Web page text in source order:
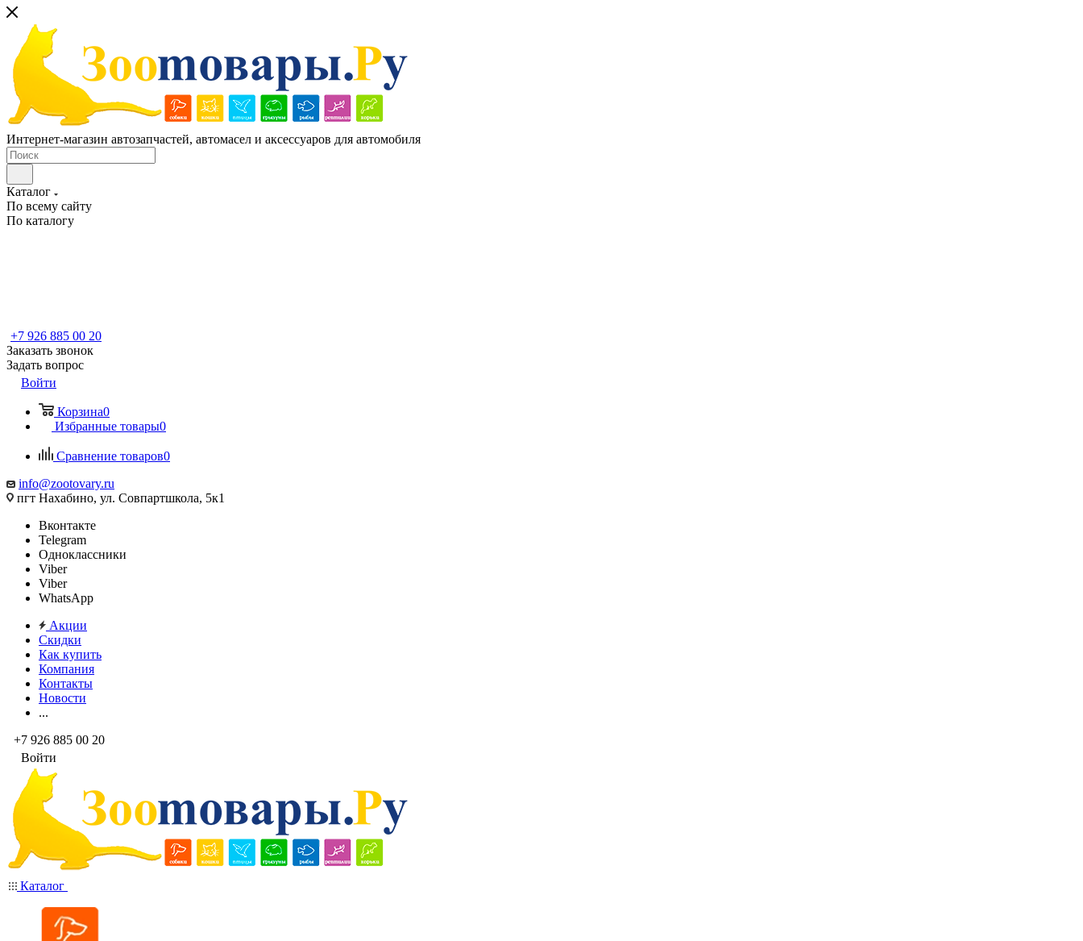
Интернет-магазин автозапчастей, автомасел и аксессуаров для автомобиля
Каталог
По всему сайту
По каталогу
+7 926 885 00 20
Заказать звонок
Задать вопрос
Войти
Корзина0
Избранные товары0
Сравнение товаров0
info@zootovary.ru
пгт Нахабино, ул. Совпартшкола, 5к1
Вконтакте
Telegram
Одноклассники
Viber
Viber
WhatsApp
Акции
Скидки
Как купить
Компания
Контакты
Новости
...
+7 926 885 00 20
Войти
Каталог